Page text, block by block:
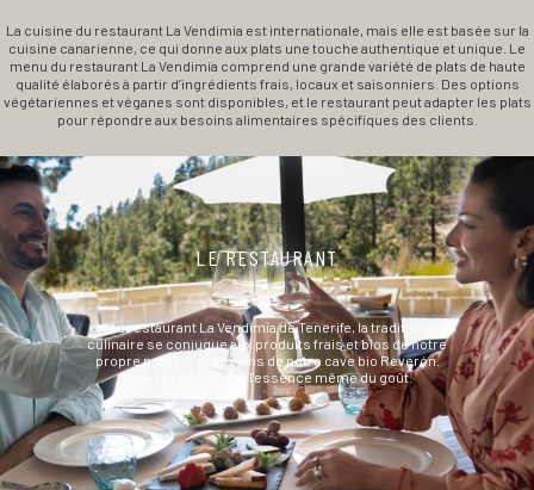
La cuisine du restaurant La Vendimia est internationale, mais elle est basée sur la
cuisine canarienne, ce qui donne aux plats une touche authentique et unique. Le
menu du restaurant La Vendimia comprend une grande variété de plats de haute
qualité élaborés à partir d’ingrédients frais, locaux et saisonniers. Des options
végétariennes et véganes sont disponibles, et le restaurant peut adapter les plats
pour répondre aux besoins alimentaires spécifiques des clients.
LE RESTAURANT
Au restaurant La Vendimia de Tenerife, la tradition
culinaire se conjugue aux produits frais et bios de notre
propre potager et aux vins de notre cave bio Reverón.
Venez et découvrez l’essence même du goût.